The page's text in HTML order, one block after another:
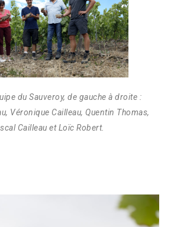
Sauveroy, de gauche à droite :
Véronique Cailleau, Quentin Thomas,
Cailleau et Loïc Robert.